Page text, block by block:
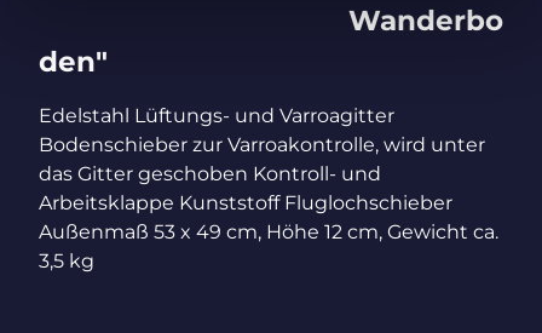
Wanderbo
den"
Edelstahl Lüftungs- und Varroagitter
Bodenschieber zur Varroakontrolle, wird unter
das Gitter geschoben Kontroll- und
Arbeitsklappe Kunststoff Fluglochschieber
Außenmaß 53 x 49 cm, Höhe 12 cm, Gewicht ca.
3,5 kg